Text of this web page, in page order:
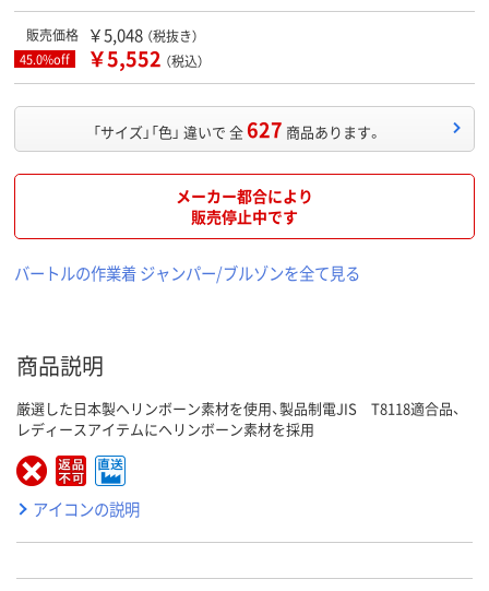
販売価格 ￥5,048 （税抜き）
45.0%off ￥5,552 （税込）
「サイズ」「色」 違いで 全627 商品あります。
メーカー都合により
販売停止中です
バートルの作業着 ジャンパー/ブルゾンを全て見る
商品説明
厳選した日本製ヘリンボーン素材を使用、製品制電JIS T8118適合品、
レディースアイテムにヘリンボーン素材を採用
アイコンの説明